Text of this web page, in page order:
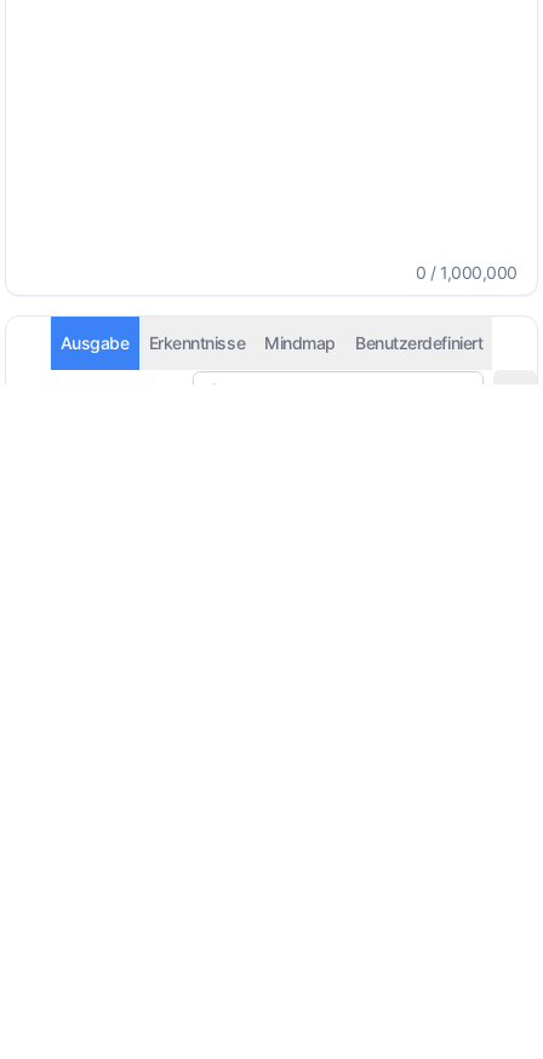
0 / 1,000,000
Ausgabe Erkenntnisse Mindmap Benutzerdefiniert